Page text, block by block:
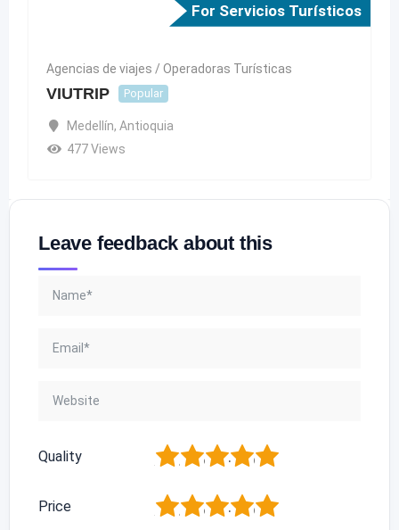
For Servicios Turísticos
Agencias de viajes / Operadoras Turísticas
VIUTRIP Popular
Medellín, Antioquia
477 Views
Leave feedback about this
Quality 5
4
3
2
Price 5
4
3
2